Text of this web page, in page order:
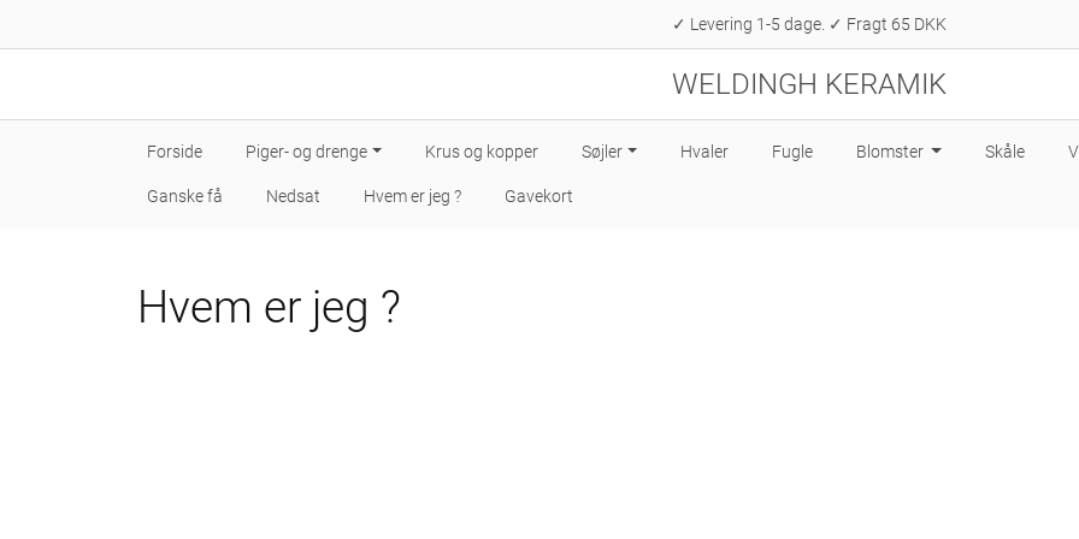
✓ Levering 1-5 dage. ✓ Fragt 65 DKK
WELDINGH KERAMIK
Forside Piger- og drenge Krus og kopper Søjler Hvaler Fugle Blomster Skåle
Ganske få Nedsat Hvem er jeg ? Gavekort
Hvem er jeg ?